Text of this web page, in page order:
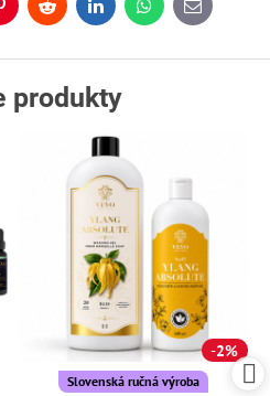
Reddit LinkedInWhatsApp
E-
mail
produkty
2%
Slovenská ručná výroba